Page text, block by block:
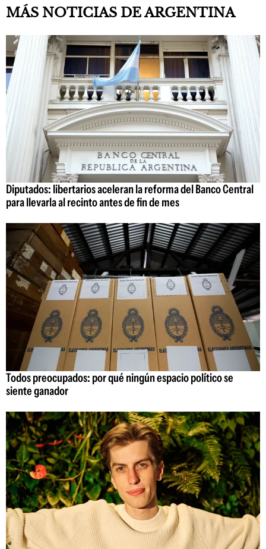
MÁS NOTICIAS DE ARGENTINA
Diputados: libertarios aceleran la reforma del Banco Central
para llevarla al recinto antes de fin de mes
Todos preocupados: por qué ningún espacio político se
siente ganador